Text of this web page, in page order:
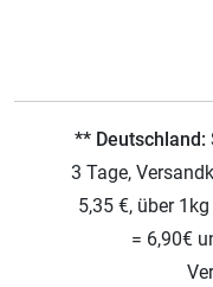
** Deutschland:
3 Tage,
5,35 €, über
= 6,90€